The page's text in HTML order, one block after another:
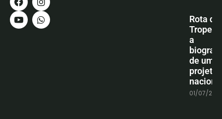
Rota
a
de um
projeto
01/07/